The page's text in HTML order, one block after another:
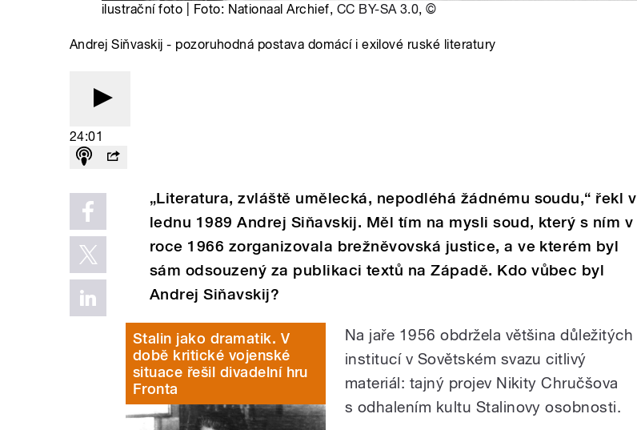
ilustrační foto | Foto: Nationaal Archief, CC BY-SA 3.0,©
Andrej Siňvaskij - pozoruhodná postava domácí i exilové ruské literatury
24:01
„Literatura, zvláště umělecká, nepodléhá žádnému soudu,“ řekl v
lednu 1989 Andrej Siňavskij. Měl tím na mysli soud, který s ním v
roce 1966 zorganizovala brežněvovská justice, a ve kterém byl
sám odsouzený za publikaci textů na Západě. Kdo vůbec byl
Andrej Siňavskij?
Stalin jako dramatik. V
době kritické vojenské
situace řešil divadelní hru
Fronta
Na jaře 1956 obdržela většina důležitých
institucí v Sovětském svazu citlivý
materiál: tajný projev Nikity Chručšova
s odhalením kultu Stalinovy osobnosti.